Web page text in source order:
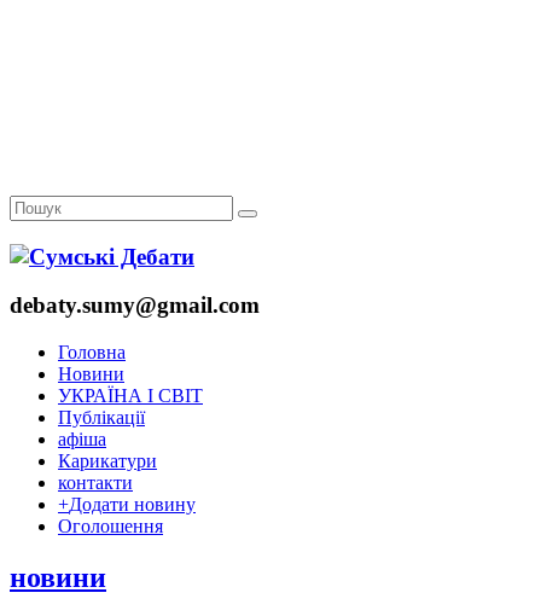
debaty.sumy@gmail.com
Головна
Новини
УКРАЇНА І СВІТ
Публікації
афіша
Карикатури
контакти
+Додати новину
Оголошення
новини